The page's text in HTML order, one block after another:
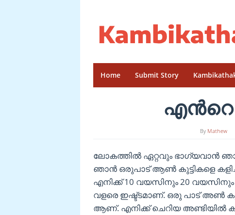
content
Home Submit Story
എൻറെ
By Mathew
ലോകത്തിൽ ഏറ്റവും ഭാഗ്യവാൻ
ഞാൻ ഒരുപാട് ആൺ കുട്ടികളെ
എനിക്ക് 10 വയസിനും 20 വയസിനും
വളരെ ഇഷ്ട്ടമാണ്. ഒരു പാട് അൺ
ആണ്. എനിക്ക് ചെറിയ അണ്ടിയിൽ